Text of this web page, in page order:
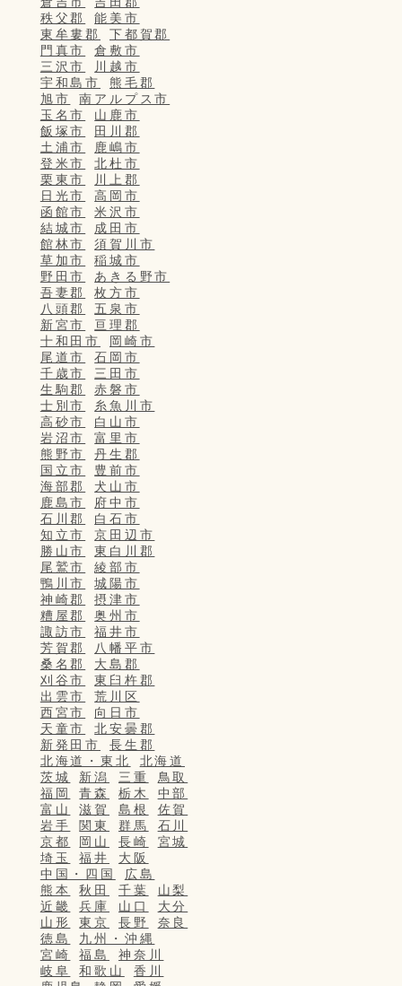
秩父郡
能美市
東牟婁郡
下都賀郡
門真市
倉敷市
三沢市
川越市
宇和島市
熊毛郡
旭市
南アルプス市
玉名市
山鹿市
飯塚市
田川郡
土浦市
鹿嶋市
登米市
北杜市
栗東市
川上郡
日光市
高岡市
函館市
米沢市
結城市
成田市
館林市
須賀川市
草加市
稲城市
野田市
あきる野市
吾妻郡
枚方市
八頭郡
五泉市
新宮市
亘理郡
十和田市
岡崎市
尾道市
石岡市
千歳市
三田市
生駒郡
赤磐市
士別市
糸魚川市
高砂市
白山市
岩沼市
富里市
熊野市
丹生郡
国立市
豊前市
海部郡
犬山市
鹿島市
府中市
石川郡
白石市
知立市
京田辺市
勝山市
東白川郡
尾鷲市
綾部市
鴨川市
城陽市
神崎郡
摂津市
糟屋郡
奥州市
諏訪市
福井市
芳賀郡
八幡平市
桑名郡
大島郡
刈谷市
東臼杵郡
出雲市
荒川区
西宮市
向日市
天童市
北安曇郡
新発田市
長生郡
北海道・東北
北海道
茨城
新潟 三重
鳥取
福岡
青森 栃木
中部
富山
滋賀 島根
佐賀
岩手
関東 群馬
石川
京都
岡山 長崎
宮城
埼玉
福井
大阪
中国・四国
広島
熊本
秋田 千葉
山梨
近畿
兵庫 山口
大分
山形
東京 長野
奈良
徳島
九州・沖縄
宮崎
福島
神奈川
岐阜
和歌山
香川